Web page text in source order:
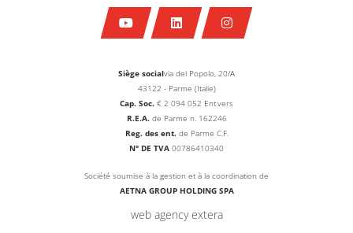
Siège socialvia del Popolo, 20/A
43122 - Parme (Italie)
Cap. Soc. € 2 094 052 Ent.vers
R.E.A. de Parme n. 162246
Reg. des ent. de Parme C.F.
N° DE TVA 00786410340
Société soumise à la gestion et à la coordination de
AETNA GROUP HOLDING SPA
web agency extera